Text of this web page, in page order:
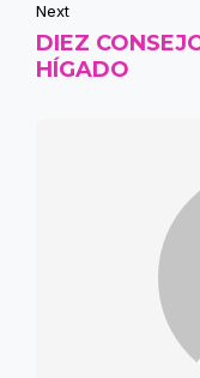
Next
DIEZ
HÍGADO